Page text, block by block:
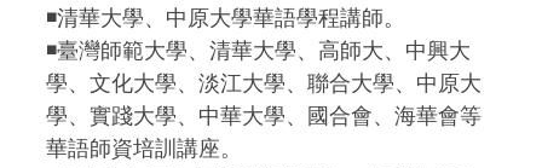
◾清華大學、中原大學華語學程講師。
◾臺灣師範大學、清華大學、高師大、中興大
學、文化大學、淡江大學、聯合大學、中原大
學、實踐大學、中華大學、國合會、海華會等
華語師資培訓講座。